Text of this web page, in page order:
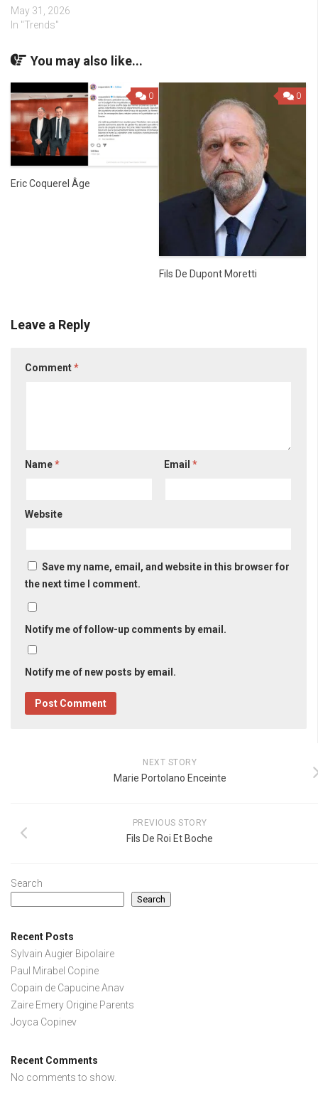
May 31, 2026
In "Trends"
You may also like...
0
Eric Coquerel Âge
0
Fils De Dupont Moretti
Leave a Reply
Comment*
Name* Email*
Website
Save my name, email, and website in this browser for
the next time I comment.
Notify me of follow-up comments by email.
Notify me of new posts by email.
NEXT STORY
Marie Portolano Enceinte
PREVIOUS STORY
Fils De Roi Et Boche
Search
Search
Recent Posts
Sylvain Augier Bipolaire
Paul Mirabel Copine
Copain de Capucine Anav
Zaire Emery Origine Parents
Joyca Copinev
Recent Comments
No comments to show.